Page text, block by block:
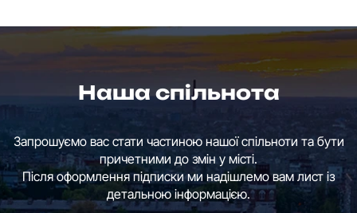
Наша спільнота
Запрошуємо вас стати частиною нашої спільноти та бути
причетними до змін у місті.
Після оформлення підписки ми надішлемо вам лист із
детальною інформацією.